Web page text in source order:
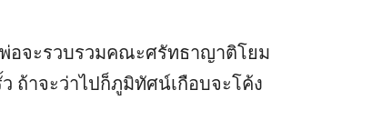
อจะรวบรวมคณะศรัทธาญาติโยม
ถ้าจะว่าไปก็ภูมิทัศน์เกือบจะโค้ง